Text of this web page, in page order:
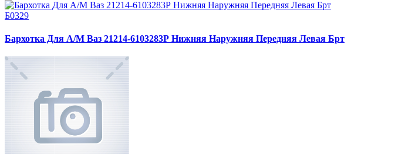
Б0329
Бархотка Для А/М Ваз 21214-6103283Р Нижняя Наружняя Передняя Левая Брт